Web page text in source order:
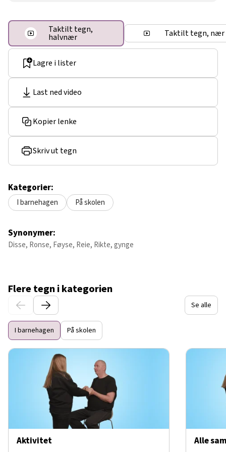
Lagre i lister
Last ned video
Kopier lenke
Skriv ut tegn
Kategorier:
I barnehagen På skolen
Synonymer:
Disse, Ronse, Føyse, Reie, Rikte, gynge
Taktilt tegn,
halvnær Taktilt tegn, nær
Flere tegn i kategorien
Se alle
I barnehagen På skolen
Aktivitet Alle